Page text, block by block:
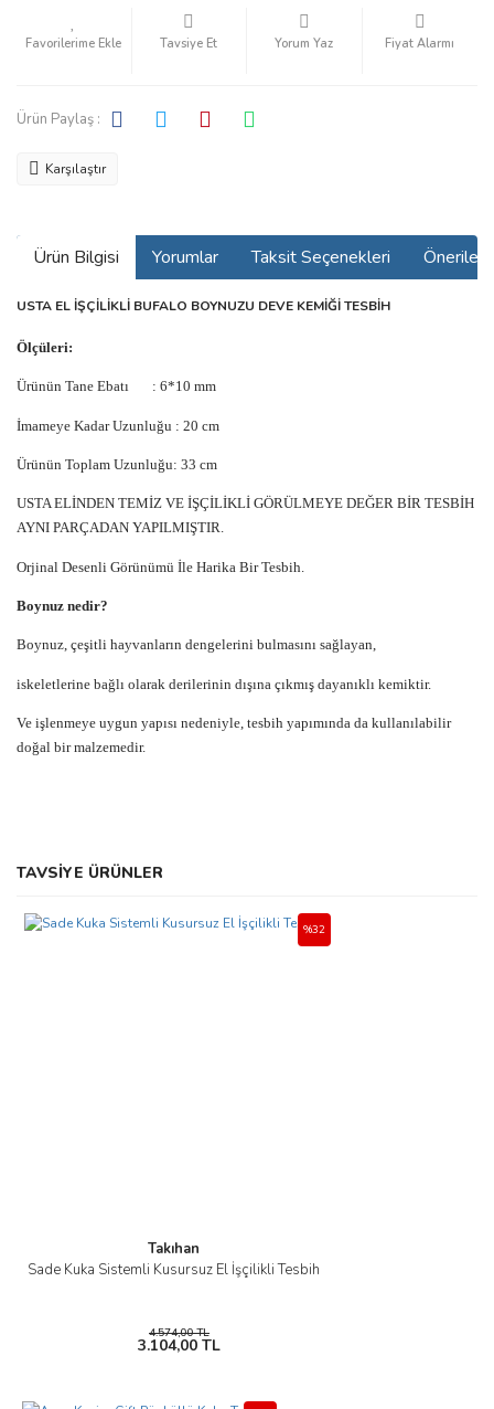
Tavsiye Et Yorum Yaz Fiyat Alarmı
Ürün Paylaş :
Karşılaştır
Ürün Bilgisi Yorumlar Taksit Seçenekleri
USTA EL İŞÇİLİKLİ BUFALO BOYNUZU DEVE KEMİĞİ TESBİH
Ölçüleri:
Ürünün Tane Ebatı : 6*10 mm
İmameye Kadar Uzunluğu : 20 cm
Ürünün Toplam Uzunluğu: 33 cm
USTA ELİNDEN TEMİZ VE İŞÇİLİKLİ GÖRÜLMEYE DEĞER BİR TESBİH
AYNI PARÇADAN YAPILMIŞTIR.
Orjinal Desenli Görünümü İle Harika Bir Tesbih.
Boynuz nedir?
Boynuz, çeşitli hayvanların dengelerini bulmasını sağlayan,
iskeletlerine bağlı olarak derilerinin dışına çıkmış dayanıklı kemiktir.
Ve işlenmeye uygun yapısı nedeniyle, tesbih yapımında da kullanılabilir
doğal bir malzemedir.
Bu ürünün fiyat bilgisi, resim, ürün açıklamalarında ve diğer
konularda yetersiz gördüğünüz noktaları öneri formunu kullanarak
Görüş ve önerileriniz için teşekkür ederiz.
TAVSİYE ÜRÜNLER
Takıhan
Sade Kuka Sistemli Kusursuz El İşçilikli Tesbih
%32
4.574,00 TL
3.104,00 TL